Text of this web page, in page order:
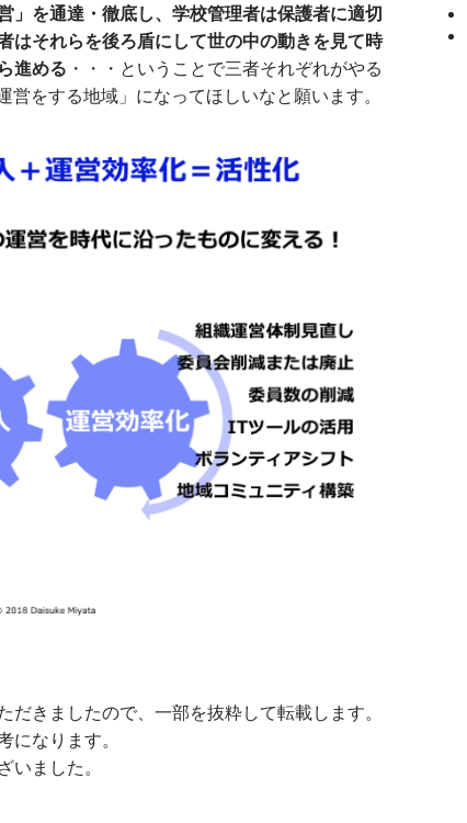
」を通達・徹底し、学校管理者は保護者に適切
はそれらを後ろ盾にして世の中の動きを見て時
進める ・・・ということで三者それぞれがやる
をする地域」になってほしいなと願います。
きましたので、一部を抜粋して転載します。
なります。
ました。